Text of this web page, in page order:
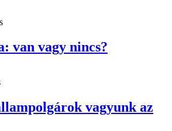
van vagy nincs?
vagyunk az